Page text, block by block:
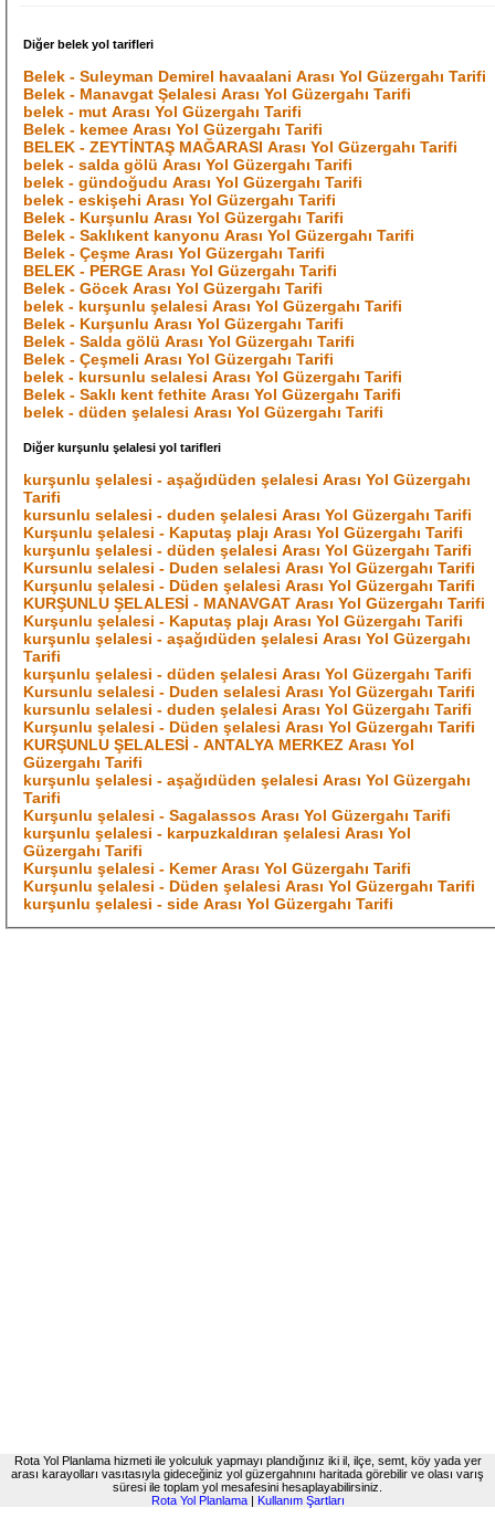
Diğer belek yol tarifleri
Belek - Suleyman Demirel havaalani Arası Yol Güzergahı Tarifi
Belek - Manavgat Şelalesi Arası Yol Güzergahı Tarifi
belek - mut Arası Yol Güzergahı Tarifi
Belek - kemee Arası Yol Güzergahı Tarifi
BELEK - ZEYTİNTAŞ MAĞARASI Arası Yol Güzergahı Tarifi
belek - salda gölü Arası Yol Güzergahı Tarifi
belek - gündoğudu Arası Yol Güzergahı Tarifi
belek - eskişehi Arası Yol Güzergahı Tarifi
Belek - Kurşunlu Arası Yol Güzergahı Tarifi
Belek - Saklıkent kanyonu Arası Yol Güzergahı Tarifi
Belek - Çeşme Arası Yol Güzergahı Tarifi
BELEK - PERGE Arası Yol Güzergahı Tarifi
Belek - Göcek Arası Yol Güzergahı Tarifi
belek - kurşunlu şelalesi Arası Yol Güzergahı Tarifi
Belek - Kurşunlu Arası Yol Güzergahı Tarifi
Belek - Salda gölü Arası Yol Güzergahı Tarifi
Belek - Çeşmeli Arası Yol Güzergahı Tarifi
belek - kursunlu selalesi Arası Yol Güzergahı Tarifi
Belek - Saklı kent fethite Arası Yol Güzergahı Tarifi
belek - düden şelalesi Arası Yol Güzergahı Tarifi
Diğer kurşunlu şelalesi yol tarifleri
kurşunlu şelalesi - aşağıdüden şelalesi Arası Yol Güzergahı
Tarifi
kursunlu selalesi - duden şelalesi Arası Yol Güzergahı Tarifi
Kurşunlu şelalesi - Kaputaş plajı Arası Yol Güzergahı Tarifi
kurşunlu şelalesi - düden şelalesi Arası Yol Güzergahı Tarifi
Kursunlu selalesi - Duden selalesi Arası Yol Güzergahı Tarifi
Kurşunlu şelalesi - Düden şelalesi Arası Yol Güzergahı Tarifi
KURŞUNLU ŞELALESİ - MANAVGAT Arası Yol Güzergahı Tarifi
Kurşunlu şelalesi - Kaputaş plajı Arası Yol Güzergahı Tarifi
kurşunlu şelalesi - aşağıdüden şelalesi Arası Yol Güzergahı
Tarifi
kurşunlu şelalesi - düden şelalesi Arası Yol Güzergahı Tarifi
Kursunlu selalesi - Duden selalesi Arası Yol Güzergahı Tarifi
kursunlu selalesi - duden şelalesi Arası Yol Güzergahı Tarifi
Kurşunlu şelalesi - Düden şelalesi Arası Yol Güzergahı Tarifi
KURŞUNLU ŞELALESİ - ANTALYA MERKEZ Arası Yol
Güzergahı Tarifi
kurşunlu şelalesi - aşağıdüden şelalesi Arası Yol Güzergahı
Tarifi
Kurşunlu şelalesi - Sagalassos Arası Yol Güzergahı Tarifi
kurşunlu şelalesi - karpuzkaldıran şelalesi Arası Yol
Güzergahı Tarifi
Kurşunlu şelalesi - Kemer Arası Yol Güzergahı Tarifi
Kurşunlu şelalesi - Düden şelalesi Arası Yol Güzergahı Tarifi
kurşunlu şelalesi - side Arası Yol Güzergahı Tarifi
Rota Yol Planlama hizmeti ile yolculuk yapmayı plandığınız iki il, ilçe, semt, köy yada yer
arası karayolları vasıtasıyla gideceğiniz yol güzergahnını haritada görebilir ve olası varış
süresi ile toplam yol mesafesini hesaplayabilirsiniz.
Rota Yol Planlama| Kullanım Şartları